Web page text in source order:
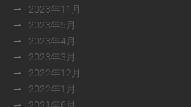
2023年11月
2023年5月
2023年4月
2023年3月
2022年12月
2022年1月